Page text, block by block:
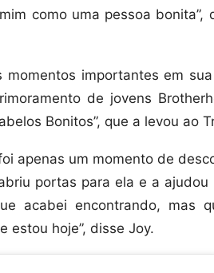
como uma pessoa bonita”,
importantes em
de jovens
Bonitos”, que a levou ao
apenas um momento de
portas para ela e a ajudou
acabei encontrando, mas
estou hoje”, disse Joy.